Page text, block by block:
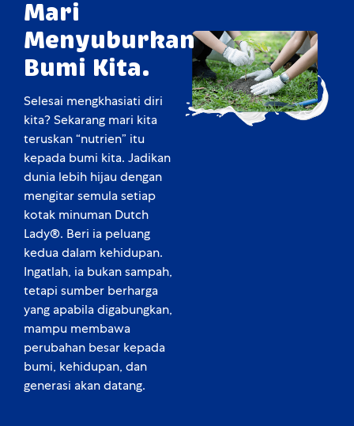
Mari
Menyuburkan
Bumi Kita.
Selesai mengkhasiati diri
kita? Sekarang mari kita
teruskan “nutrien” itu
kepada bumi kita. Jadikan
dunia lebih hijau dengan
mengitar semula setiap
kotak minuman Dutch
Lady®. Beri ia peluang
kedua dalam kehidupan.
Ingatlah, ia bukan sampah,
tetapi sumber berharga
yang apabila digabungkan,
mampu membawa
perubahan besar kepada
bumi, kehidupan, dan
generasi akan datang.